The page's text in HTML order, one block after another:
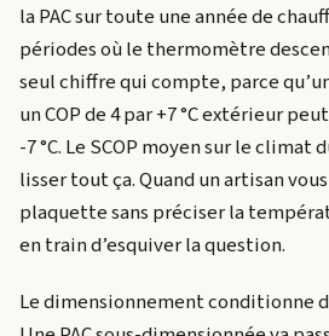
la PAC sur toute une année de
périodes où le thermomètre
seul chiffre qui compte, parce
un COP de 4 par +7 °C extérieur
-7 °C. Le SCOP moyen sur le climat
lisser tout ça. Quand un artisan
plaquette sans préciser la
en train d’esquiver la question.
Le dimensionnement conditionne